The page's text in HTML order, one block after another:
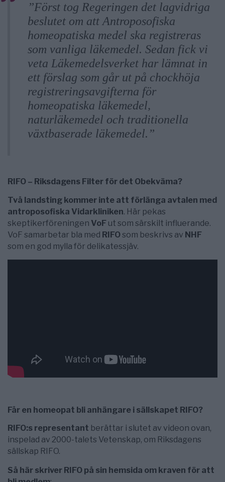
”Först tog Regeringen det lagvidriga
beslutet om att Antroposofiska
homeopatiska medel ska registreras
som vanliga läkemedel. Sedan fick vi
veta Läkemedelsverket har lämnat in
ett förslag som går ut på chockhöja
registreringsavgifterna för
homeopatiska läkemedel,
naturläkemedel och traditionella
växtbaserade läkemedel.”
RIFO – Riksdagens Filter för det Obekväma?
Två landsting kommer inte att förlänga avtalen med
antroposofiska Vidarkliniken. Här pekas
skeptikerföreningen VoF ut som särskilt influerande.
VoF samarbetar bla med RIFOsom beskrivs av NHF
som en god mylla för delikatessjäv.
Får en homeopat bli anhängare i sällskapet RIFO?
RIFO:s representant berättar i slutet av videon ovan,
inspelad av 2000-talets Vetenskap, om Riksdagens
sällskap RIFO.
Så här skriver RIFO på sin hemsida om kraven för att